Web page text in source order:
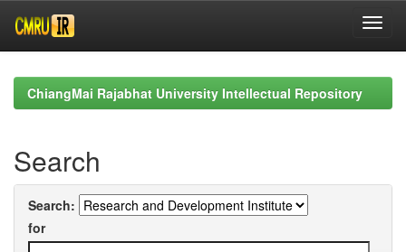
navigationChiangMai Rajabhat University Intellectual Repository
Search
Search:
for